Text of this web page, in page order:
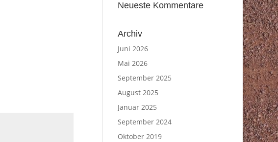
Neueste Kommentare
Archiv
Juni 2026
Mai 2026
September 2025
August 2025
Januar 2025
September 2024
Oktober 2019